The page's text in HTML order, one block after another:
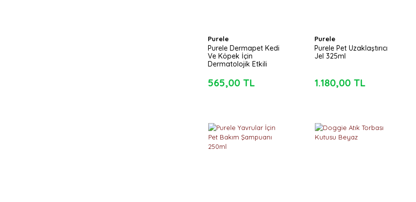
Purele
Purele Dermapet Kedi
Ve Köpek İçin
Dermatolojik Etkili
565,00 TL
Purele
Purele Pet Uzaklaştırıcı
Jel 325ml
1.180,00 TL